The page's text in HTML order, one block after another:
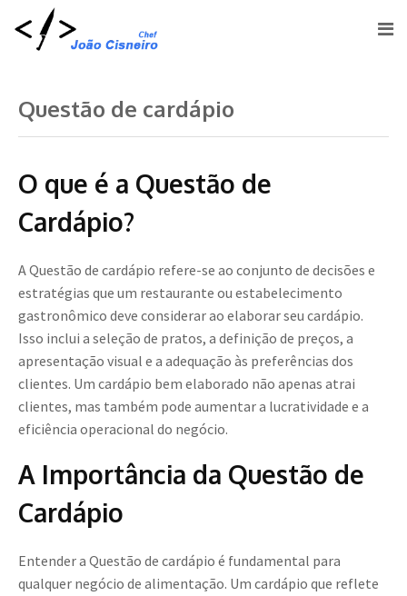
Questão de cardápio
O que é a Questão de
Cardápio?
A Questão de cardápio refere-se ao conjunto de decisões e
estratégias que um restaurante ou estabelecimento
gastronômico deve considerar ao elaborar seu cardápio.
Isso inclui a seleção de pratos, a definição de preços, a
apresentação visual e a adequação às preferências dos
clientes. Um cardápio bem elaborado não apenas atrai
clientes, mas também pode aumentar a lucratividade e a
eficiência operacional do negócio.
A Importância da Questão de
Cardápio
Entender a Questão de cardápio é fundamental para
qualquer negócio de alimentação. Um cardápio que reflete